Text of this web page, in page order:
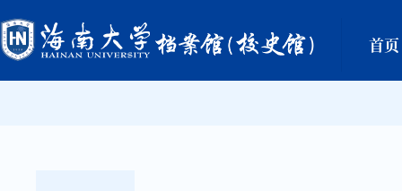
首页